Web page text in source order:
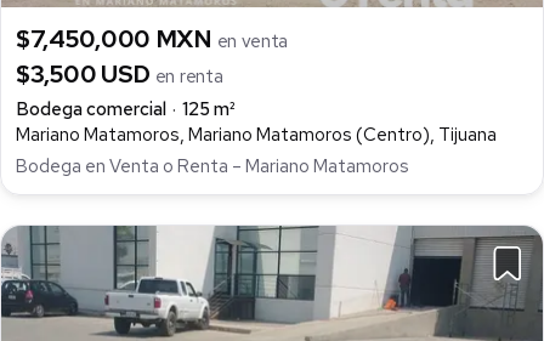
$7,450,000 MXN en venta
$3,500 USD en renta
Bodega comercial
125 m²
Mariano Matamoros, Mariano Matamoros (Centro), Tijuana
Bodega en Venta o Renta – Mariano Matamoros